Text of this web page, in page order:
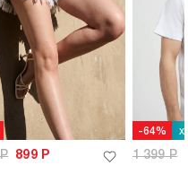
899Р
-64%
1 399Р